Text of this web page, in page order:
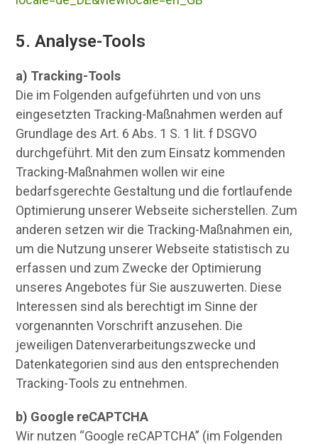
5. Analyse-Tools
a) Tracking-Tools
Die im Folgenden aufgeführten und von uns
eingesetzten Tracking-Maßnahmen werden auf
Grundlage des Art. 6 Abs. 1 S. 1 lit. f DSGVO
durchgeführt. Mit den zum Einsatz kommenden
Tracking-Maßnahmen wollen wir eine
bedarfsgerechte Gestaltung und die fortlaufende
Optimierung unserer Webseite sicherstellen. Zum
anderen setzen wir die Tracking-Maßnahmen ein,
um die Nutzung unserer Webseite statistisch zu
erfassen und zum Zwecke der Optimierung
unseres Angebotes für Sie auszuwerten. Diese
Interessen sind als berechtigt im Sinne der
vorgenannten Vorschrift anzusehen. Die
jeweiligen Datenverarbeitungszwecke und
Datenkategorien sind aus den entsprechenden
Tracking-Tools zu entnehmen.
b) Google reCAPTCHA
Wir nutzen “Google reCAPTCHA” (im Folgenden